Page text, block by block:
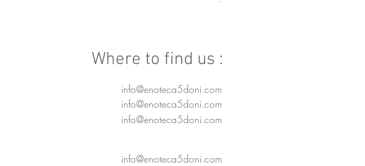
Where to find us :
info@enoteca5doni.com
info@enoteca5doni.com
info@enoteca5doni.com
info@enoteca5doni.com